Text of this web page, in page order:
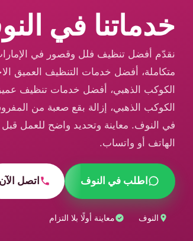
خدماتنا في
نقدّم أفضل تنظيف فلل وقصور في
متكاملة، أفضل خدمات التنظيف العميق
الكوكب الذهبي، أفضل خدمات تنظيف
الكوكب الذهبي، إزالة بقع صعبة من
في النوف. معاينة وتحديد واضح للعمل قبل
الهاتف أو واتساب.
اطلب في النوف اتصل الآن
النوف معاينة أولًا بلا التزام